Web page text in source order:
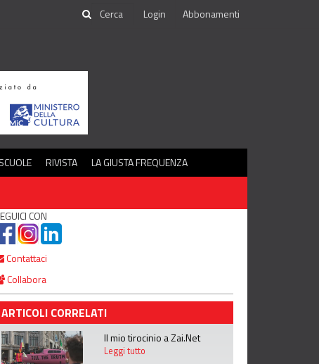
Login Abbonamenti
RIVISTA LA GIUSTA FREQUENZA
CON
Contattaci
Collabora
ARTICOLI CORRELATI
Il mio tirocinio a Zai.Net
Leggi tutto